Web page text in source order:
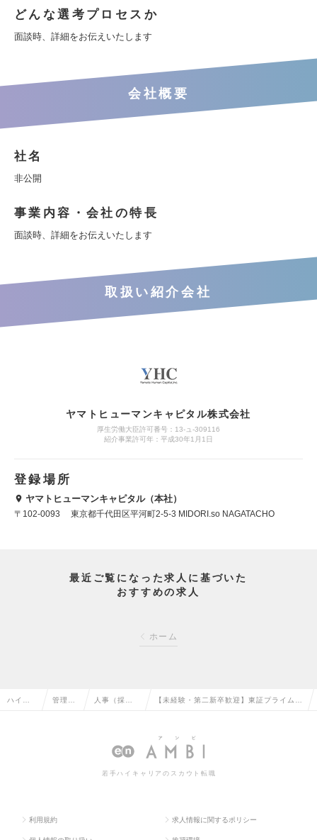
どんな選考プロセスか
面談時、詳細をお伝えいたします
会社概要
社名
非公開
事業内容・会社の特長
面談時、詳細をお伝えいたします
取扱い紹介会社
ヤマトヒューマンキャピタル株式会社
厚生労働大臣許可番号：13-ュ-309116
紹介事業許可年：平成30年1月1日
登録場所
ヤマトヒューマンキャピタル（本社）
〒102-0093 東京都千代田区平河町2-5-3 MIDORI.so NAGATACHO
最近ご覧になった求人に基づいた
おすすめの求人
ホーム
ハイク 管理部 人事（採
ど）の転職
【未経験・第二新卒歓迎】東証プライム上
募集の求人情報
若手ハイキャリアのスカウト転職
利用規約 求人情報に関するポリシー